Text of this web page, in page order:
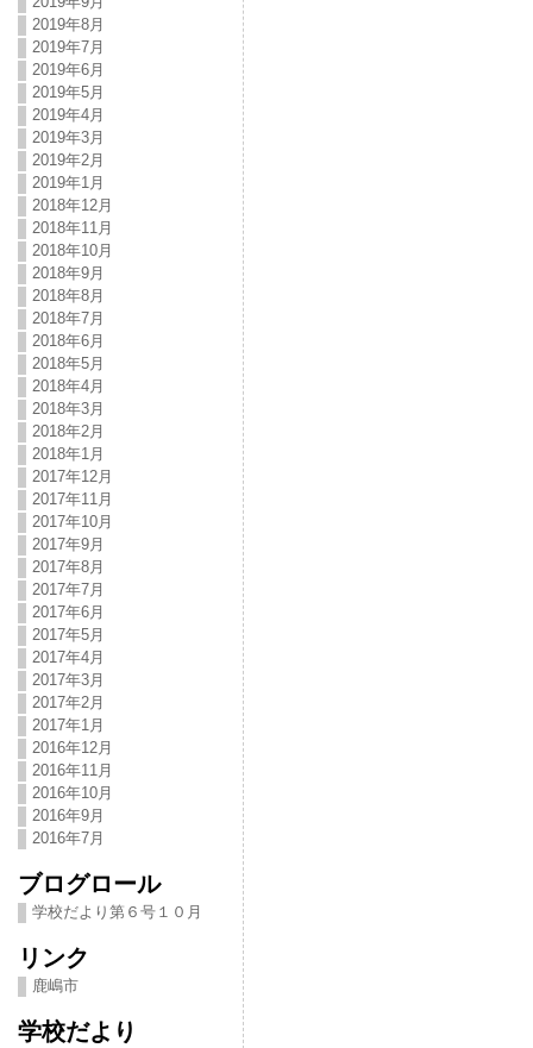
2019年8月
2019年7月
2019年6月
2019年5月
2019年4月
2019年3月
2019年2月
2019年1月
2018年12月
2018年11月
2018年10月
2018年9月
2018年8月
2018年7月
2018年6月
2018年5月
2018年4月
2018年3月
2018年2月
2018年1月
2017年12月
2017年11月
2017年10月
2017年9月
2017年8月
2017年7月
2017年6月
2017年5月
2017年4月
2017年3月
2017年2月
2017年1月
2016年12月
2016年11月
2016年10月
2016年9月
2016年7月
ブログロール
学校だより第６号１０月
リンク
鹿嶋市
学校だより